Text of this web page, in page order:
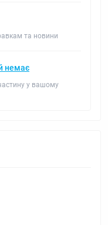
та новини
немає
у вашому